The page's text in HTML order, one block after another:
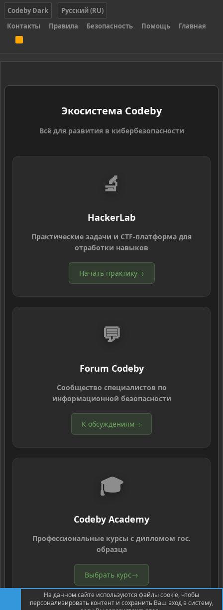
Codeby Dark
Русский (RU)
Контакты
Правила Безопасность Помощь Главная
S
Экосистема Codeby
Всё для развития в кибербезопасности
🔬
HackerLab
Практические задачи и CTF-платформа для
отработки навыков
Начать практику→
💬
Forum Codeby
Сообщество специалистов по
информационной безопасности
К обсуждениям→
🎓
Codeby Academy
Профессиональные курсы с дипломом гос.
образца
Выбрать курс→
На данном сайте используются файлы cookie, чтобы
персонализировать контент и сохранить Ваш вход в систему,